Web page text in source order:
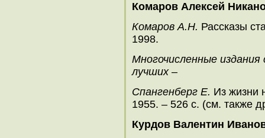
Комаров Алексей
Комаров А.Н. Рассказы
1998.
Многочисленные издания
лучших–
Спангенберг Е. Из жизни
1955. – 526 с. (см. также
Курдов Валентин